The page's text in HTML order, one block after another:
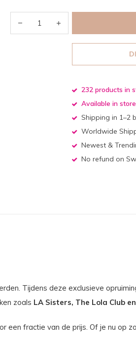
232 products in
Available in
Shipping in 1–2
Worldwide
Newest &
No refund on
Tijdens deze exclusieve
zoals LA Sisters, The Lola Club
een fractie van de prijs. Of je nu op